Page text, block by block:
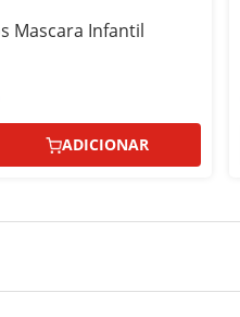
Mascara Infantil
ADICIONAR